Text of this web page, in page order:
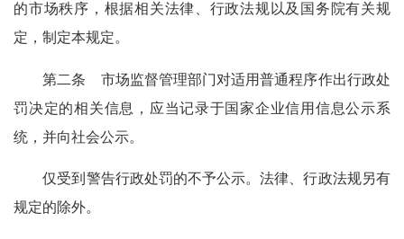
的市场秩序，根据相关法律、行政法规以及国务院有关规
定，制定本规定。
第二条 市场监督管理部门对适用普通程序作出行政处
罚决定的相关信息，应当记录于国家企业信用信息公示系
统，并向社会公示。
仅受到警告行政处罚的不予公示。法律、行政法规另有
规定的除外。